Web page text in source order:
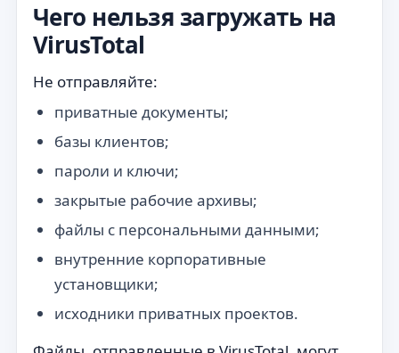
Чего нельзя загружать на
VirusTotal
Не отправляйте:
приватные документы;
базы клиентов;
пароли и ключи;
закрытые рабочие архивы;
файлы с персональными данными;
внутренние корпоративные
установщики;
исходники приватных проектов.